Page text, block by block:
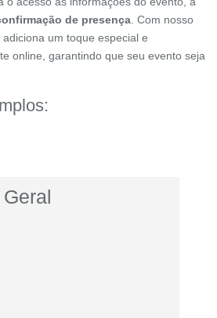
de presença . Com nosso
adiciona um toque especial e
online, garantindo que seu evento seja